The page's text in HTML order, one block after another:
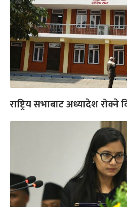
राष्ट्रिय सभाबाट अध्यादेश रोक्ने